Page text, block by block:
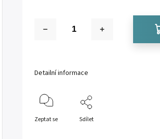
Detailní informace
Zeptat se Sdílet